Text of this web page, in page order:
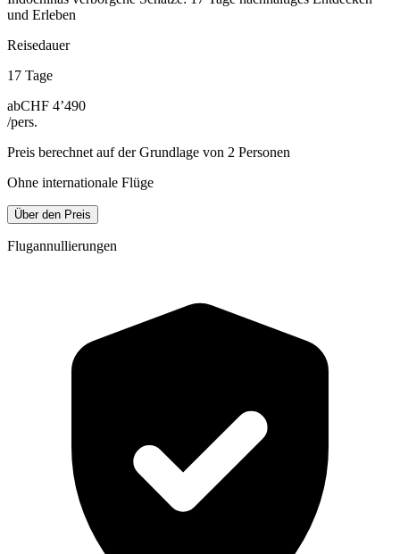
und Erleben
Reisedauer
17 Tage
abCHF 4’490
/pers.
Preis berechnet auf der Grundlage von 2 Personen
Ohne internationale Flüge
Über den Preis
Flugannullierungen